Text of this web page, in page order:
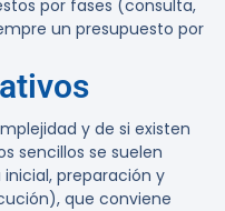
por fases (consulta,
un presupuesto por
y de si existen
sencillos se suelen
preparación y
que conviene